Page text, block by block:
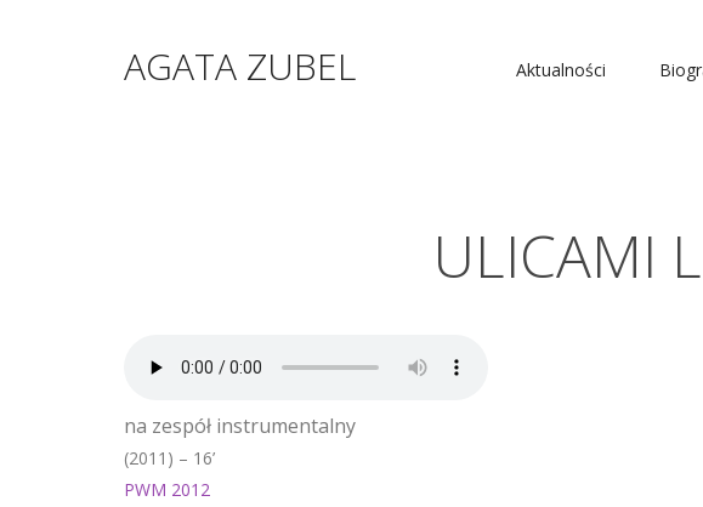
AGATA ZUBEL Aktualności
ULICAMI
na zespół instrumentalny
(2011) – 16’
PWM 2012